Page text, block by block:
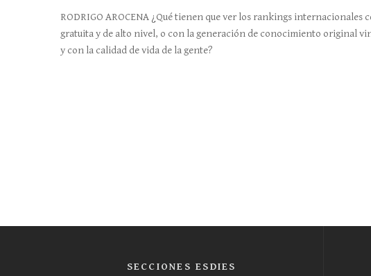
RODRIGO AROCENA ¿Qué tienen que ver los rankings internacionales
gratuita y de alto nivel, o con la generación de conocimiento original
y con la calidad de vida de la gente?
SECCIONES ESDIES